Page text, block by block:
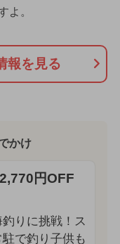
よ。
報を見る
かけ
円OFF
りに挑戦！ス
駐で釣り子供も